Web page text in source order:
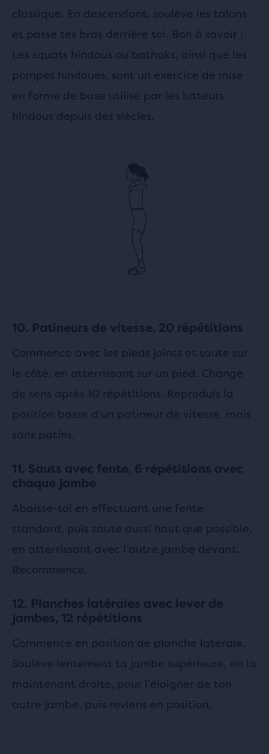
classique. En descendant, soulève les talons
et passe tes bras derrière toi. Bon à savoir :
Les squats hindous ou bathaks, ainsi que les
pompes hindoues, sont un exercice de mise
en forme de base utilisé par les lutteurs
hindous depuis des siècles.
10. Patineurs de vitesse, 20 répétitions
Commence avec les pieds joints et saute sur
le côté, en atterrissant sur un pied. Change
de sens après 10 répétitions. Reproduis la
position basse d’un patineur de vitesse, mais
sans patins.
11. Sauts avec fente, 6 répétitions avec
chaque jambe
Abaisse-toi en effectuant une fente
standard, puis saute aussi haut que possible,
en atterrissant avec l’autre jambe devant.
Recommence.
12. Planches latérales avec lever de
jambes, 12 répétitions
Commence en position de planche latérale.
Soulève lentement ta jambe supérieure, en la
maintenant droite, pour l’éloigner de ton
autre jambe, puis reviens en position.